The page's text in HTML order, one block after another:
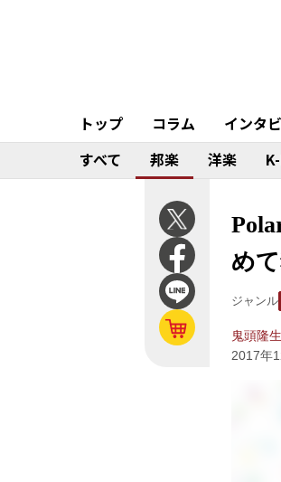
トップ コラム インタ
すべて
邦楽 洋楽
め
ジャンル
鬼頭隆生
2017年